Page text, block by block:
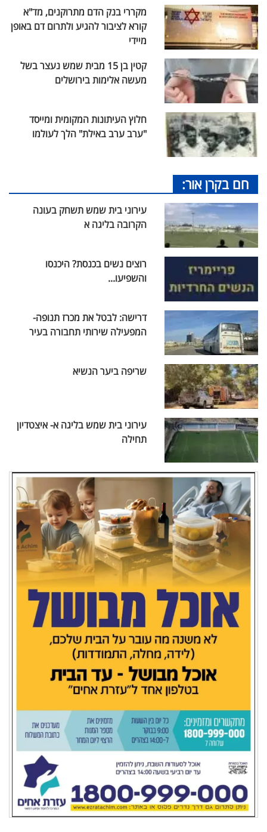
מקררי בנק הדם מתרוקנים, מד"א
קורא לציבור להגיע ולתרום דם באופן
מיידי
קטין בן 15 מבית שמש נעצר בשל
מעשה אלימות בירושלים
חלוץ העיתונות המקומית ומייסד
"ערב ערב באילת" הלך לעולמו
חם בקרן אור:
עירוני בית שמש תשחק בעונה
הקרובה בליגה א
רוצים נשים בכנסת? היכנסו
והשפיעו...
דרישה: לבטל את מכרז תנופה-
המפעילה שירותי תחבורה בעיר
שריפה ביער הנשיא
עירוני בית שמש בליגה א- איצטדיון
תחילה